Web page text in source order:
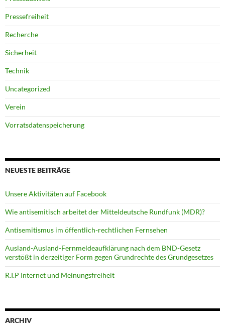
Pressefreiheit
Recherche
Sicherheit
Technik
Uncategorized
Verein
Vorratsdatenspeicherung
NEUESTE BEITRÄGE
Unsere Aktivitäten auf Facebook
Wie antisemitisch arbeitet der Mitteldeutsche Rundfunk (MDR)?
Antisemitismus im öffentlich-rechtlichen Fernsehen
Ausland-Ausland-Fernmeldeaufklärung nach dem BND-Gesetz
verstößt in derzeitiger Form gegen Grundrechte des Grundgesetzes
R.I.P Internet und Meinungsfreiheit
ARCHIV